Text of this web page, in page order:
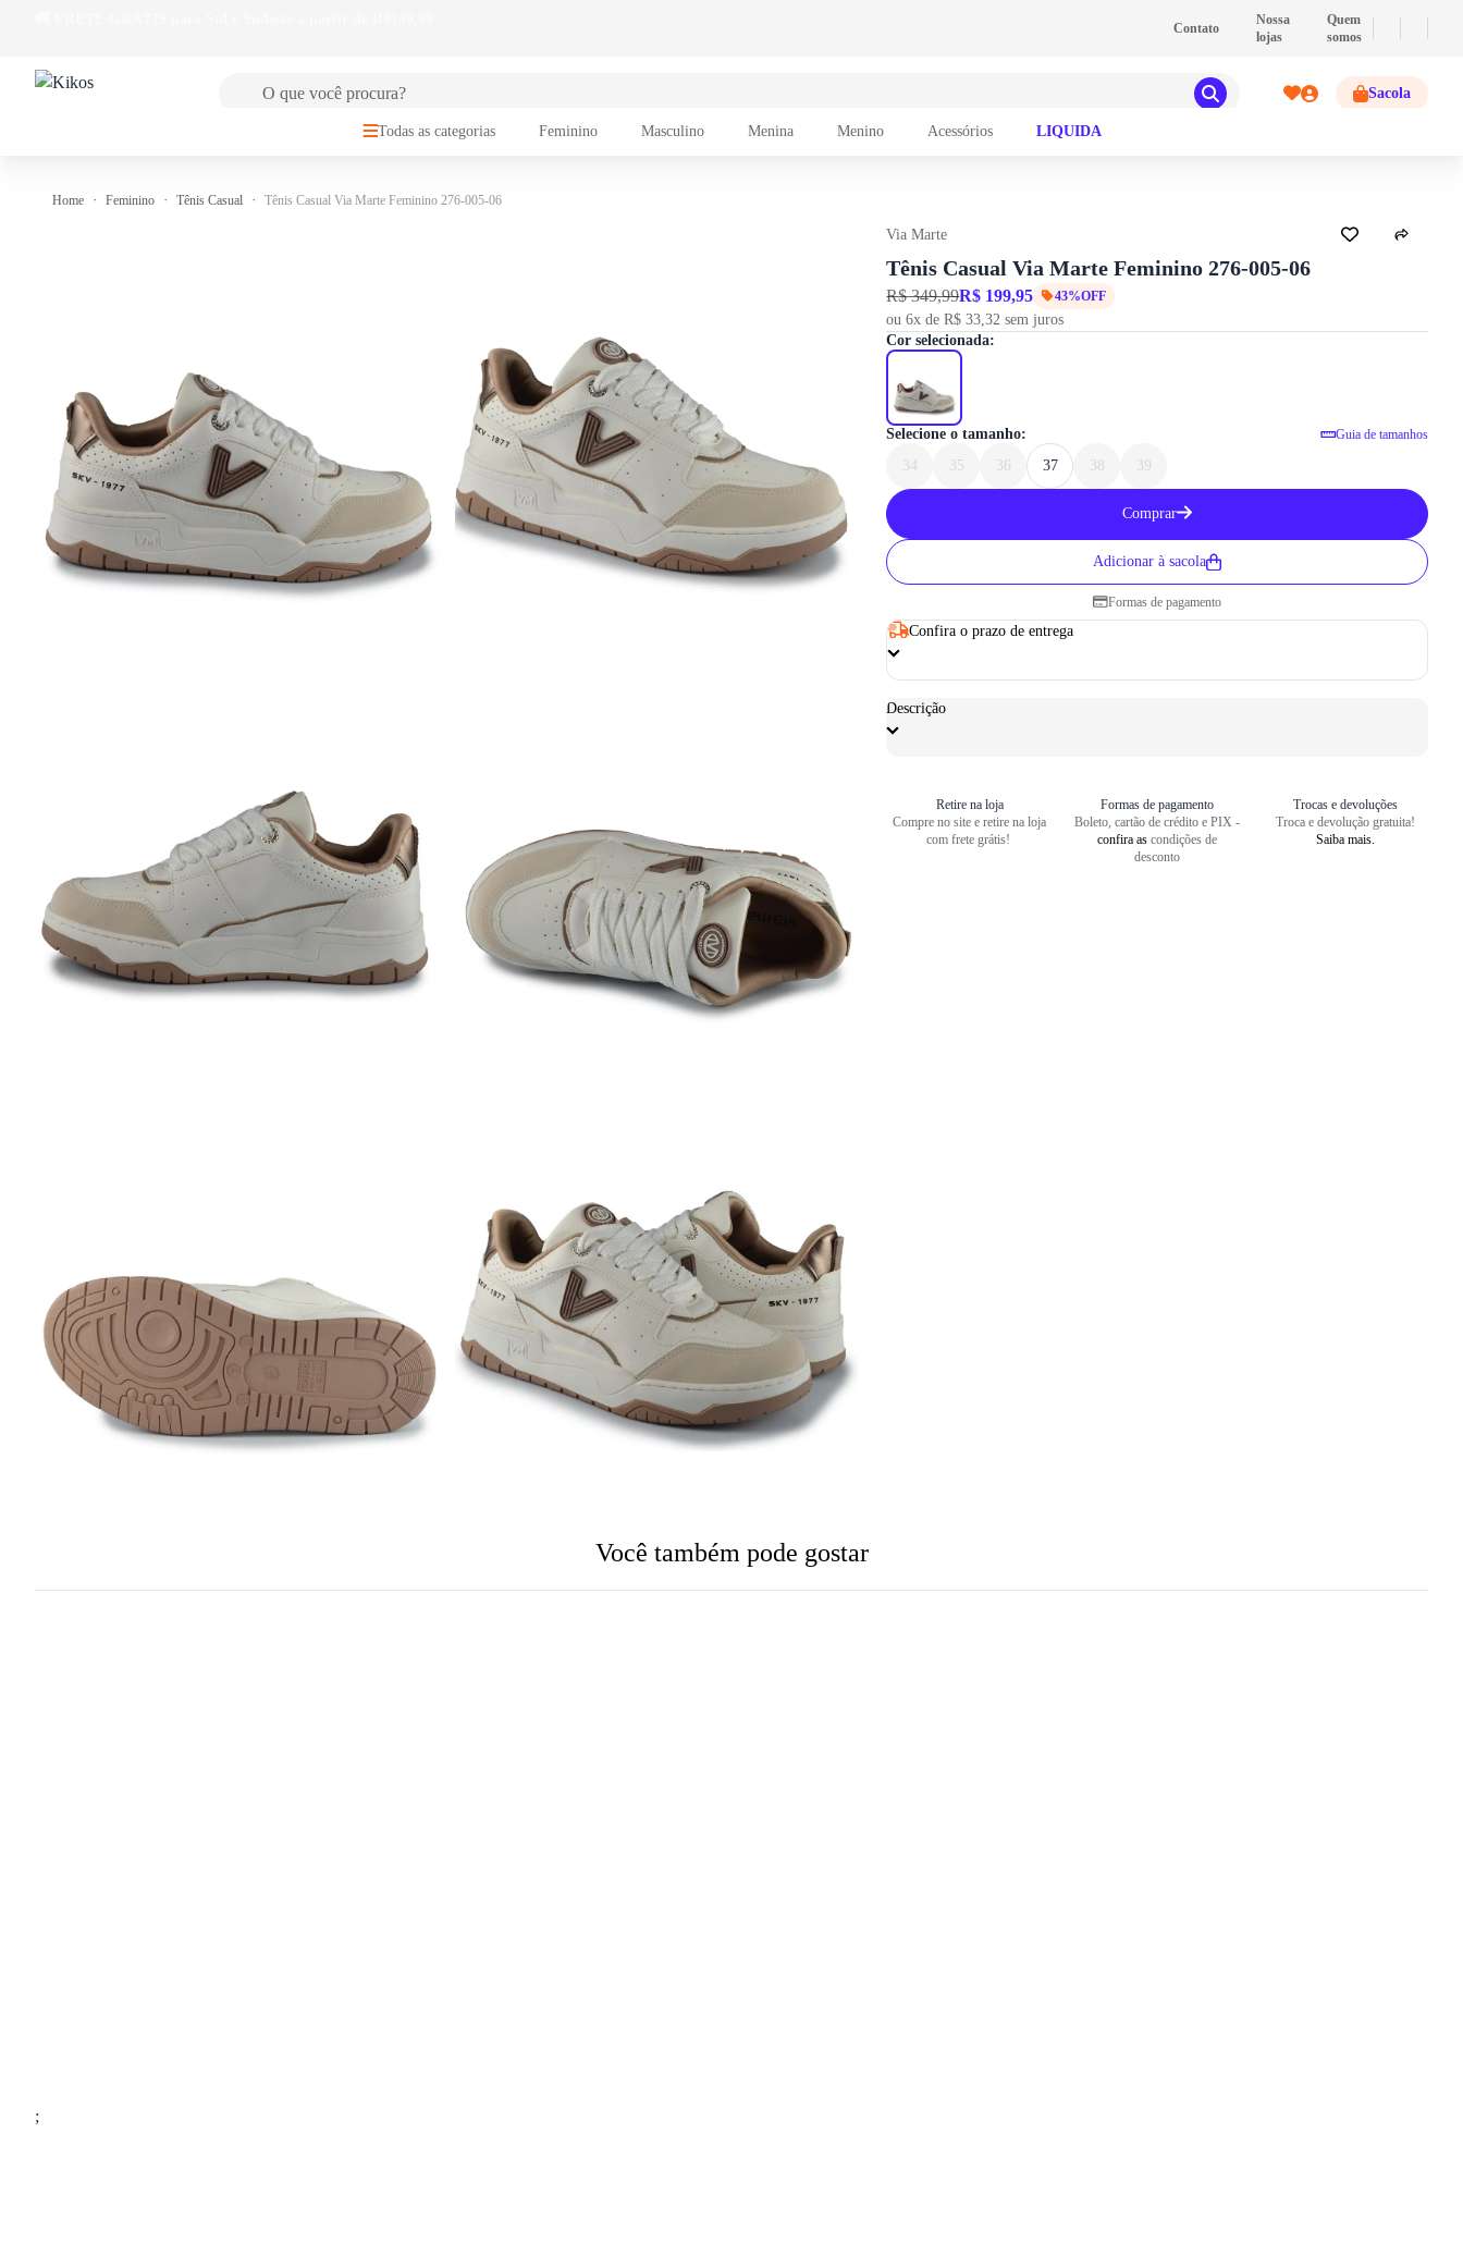
PIX - Pague com PIX e ganhe 2% de
Contato
Nossa
lojas
Quem
somos
Sacola
Todas as categorias Feminino Masculino Menina Menino Acessórios LIQUIDA
Home Feminino Tênis Casual Tênis Casual Via Marte Feminino 276-005-06
Via Marte
Tênis Casual Via Marte Feminino 276-005-06
R$ 349,99R$ 199,95 43%OFF
ou 6x de R$ 33,32 sem juros
Selecione o tamanho: Guia de tamanhos
GUIA DE TAMANHOS
Tênis Casual Via Marte Feminino 276-
Como medir seu pé
Centralize o seu pé em uma
2 Faça um risco a partir do seu
3 Repita o risco na frente do dedão
34 35 36 37 38 39
Cor selecionada:
Comprar
Adicionar à sacola
Formas de pagamento
Confira o prazo de entrega
Descrição
Retire na loja
Compre no site e retire na loja
com frete grátis!
Formas de pagamento
Boleto, cartão de crédito e PIX -
confira as condições de
desconto
Trocas e devoluções
Troca e devolução gratuita!
Saiba mais.
Você também pode gostar
;